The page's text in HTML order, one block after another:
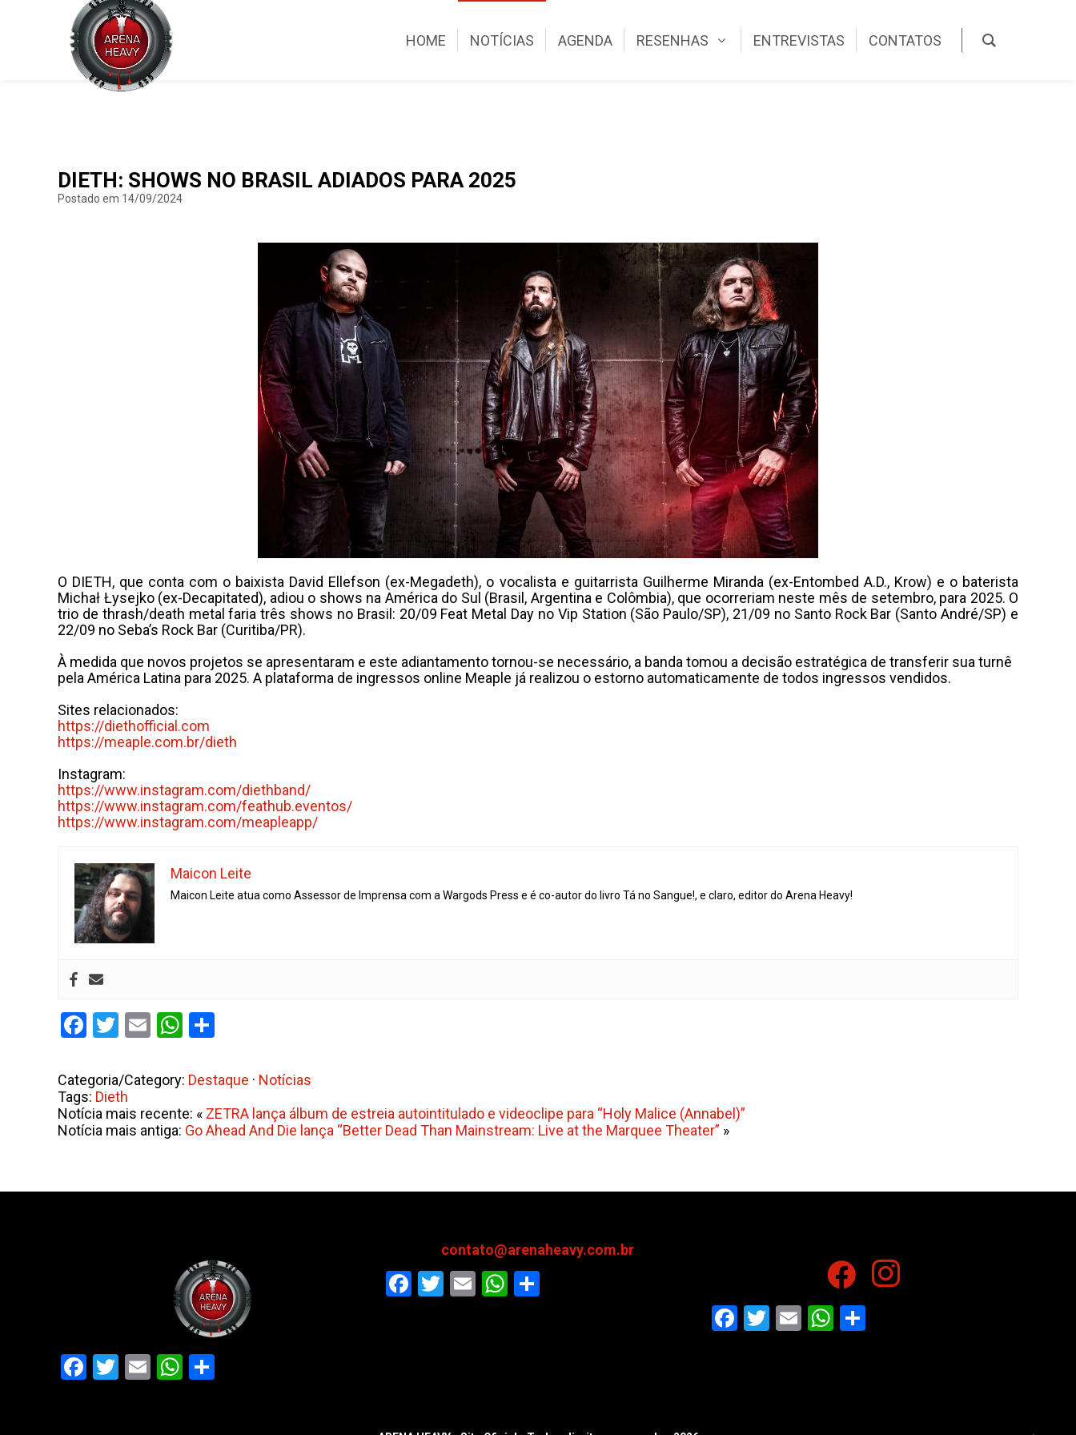
HOME NOTÍCIAS AGENDA RESENHAS ENTREVISTAS CONTATOS
DIETH: SHOWS NO BRASIL ADIADOS PARA 2025
Postado em 14/09/2024
O DIETH, que conta com o baixista David Ellefson (ex-Megadeth), o vocalista e guitarrista Guilherme Miranda (ex-Entombed A.D., Krow) e o baterista
Michał Łysejko (ex-Decapitated), adiou o shows na América do Sul (Brasil, Argentina e Colômbia), que ocorreriam neste mês de setembro, para 2025. O
trio de thrash/death metal faria três shows no Brasil: 20/09 Feat Metal Day no Vip Station (São Paulo/SP), 21/09 no Santo Rock Bar (Santo André/SP) e
22/09 no Seba’s Rock Bar (Curitiba/PR).
À medida que novos projetos se apresentaram e este adiantamento tornou-se necessário, a banda tomou a decisão estratégica de transferir sua turnê
pela América Latina para 2025. A plataforma de ingressos online Meaple já realizou o estorno automaticamente de todos ingressos vendidos.
Sites relacionados:
https://diethofficial.com
https://meaple.com.br/dieth
Instagram:
https://www.instagram.com/diethband/
https://www.instagram.com/feathub.eventos/
https://www.instagram.com/meapleapp/
Maicon Leite
Maicon Leite atua como Assessor de Imprensa com a Wargods Press e é co-autor do livro Tá no Sangue!, e claro, editor do Arena Heavy!
Facebook
Twitter
EmailWhatsApp
Categoria/Category: Destaque · Notícias
Tags: Dieth
Notícia mais recente: « ZETRA lança álbum de estreia autointitulado e videoclipe para “Holy Malice (Annabel)”
Notícia mais antiga: Go Ahead And Die lança “Better Dead Than Mainstream: Live at the Marquee Theater” »
Facebook
Twitter
EmailWhatsApp
contato@arenaheavy.com.br
Facebook
Twitter
EmailWhatsApp
Facebook
Twitter
EmailWhatsApp
Share